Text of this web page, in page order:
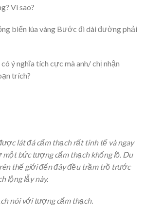
Vì sao?
biển lúa vàng Bước đi dài đường phải
ý nghĩa tích cực mà anh/ chị nhận
trích?
lát đá cẩm thạch rất tinh tế và ngay
một bức tượng cẩm thạch khổng lồ. Du
thế giới đến đây đều trầm trồ trước
lộng lẫy này.
nói với tượng cẩm thạch.